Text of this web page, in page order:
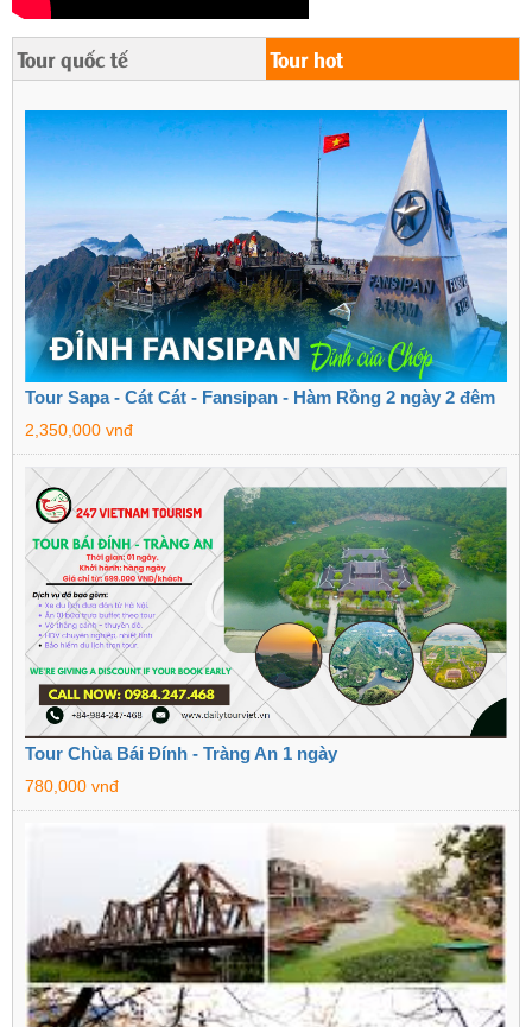
Tour quốc tế Tour hot
Tour Sapa - Cát Cát - Fansipan - Hàm Rồng 2 ngày 2 đêm
2,350,000 vnđ
Tour Chùa Bái Đính - Tràng An 1 ngày
780,000 vnđ